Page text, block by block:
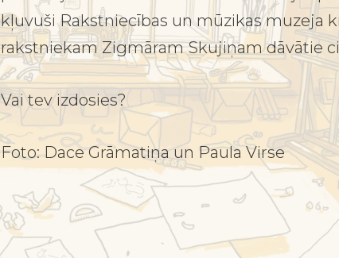
kļuvuši Rakstniecības un mūzikas muzeja
rakstniekam Zigmāram Skujiņam dāvātie
Vai tev izdosies?
Foto: Dace Grāmatiņa un Paula Virse